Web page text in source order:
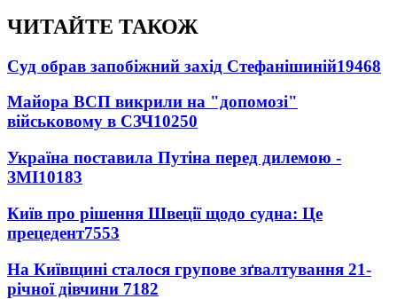
ЧИТАЙТЕ ТАКОЖ
Суд обрав запобіжний захід Стефанішиній19468
Майора ВСП викрили на "допомозі"
військовому в СЗЧ10250
Україна поставила Путіна перед дилемою -
ЗМІ10183
Київ про рішення Швеції щодо судна: Це
прецедент7553
На Київщині сталося групове зґвалтування 21-
річної дівчини 7182